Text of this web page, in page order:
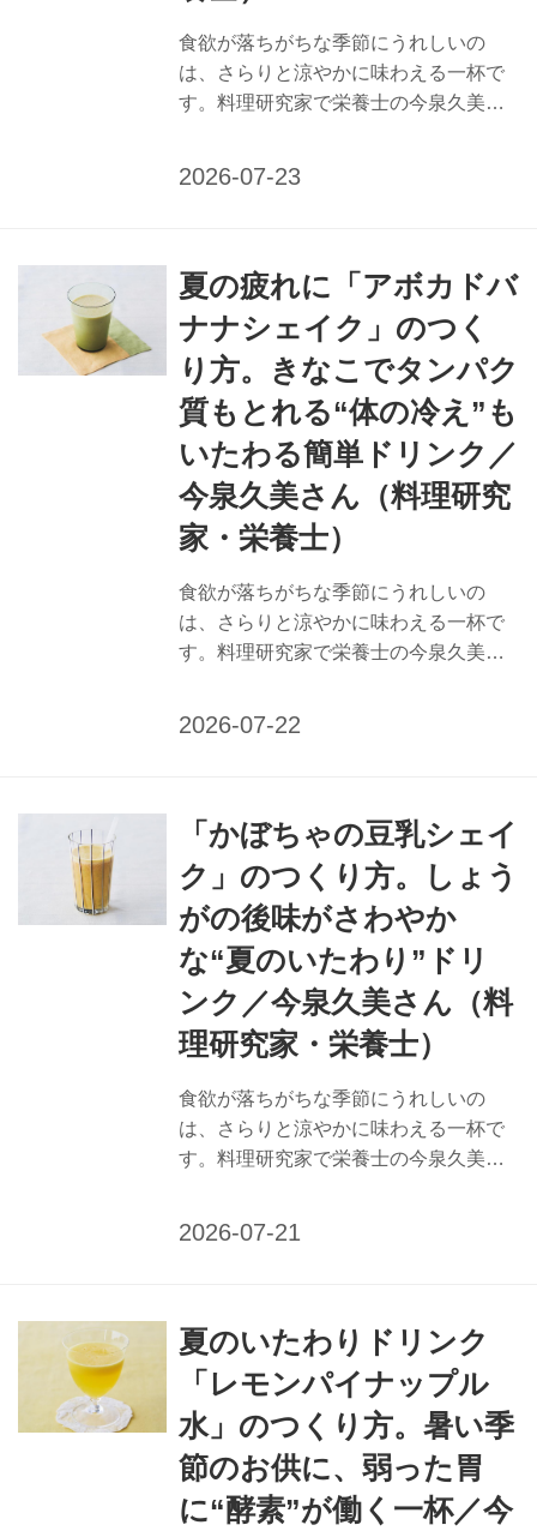
食欲が落ちがちな季節にうれしいの
は、さらりと涼やかに味わえる一杯で
す。料理研究家で栄養士の今泉久美さ
年8月号掲載） 疲労回復・冷房病にお
すすめ 「きなこ小豆牛乳」のつくり方
甘酒のやさしい甘みにいやされる和テ
イストのドリンク。小豆のビタミンB2
とタンパク質で、疲れた体のお手当
を。 夏バテ予防に働きかける栄養補給
のポイント 【疲労回復】 疲れをとるな
らビタミンB群を意識して。雑穀類、ナ
ッツ類、ごま、豚肉や牛肉などには...
夏の疲れに「アボカドバ
ナナシェイク」のつく
り方。きなこでタンパク
質もとれる“体の冷え”も
いたわる簡単ドリンク／
今泉久美さん（料理研究
家・栄養士）
食欲が落ちがちな季節にうれしいの
は、さらりと涼やかに味わえる一杯で
す。料理研究家で栄養士の今泉久美さ
ボカドバナナシェイクのつくり方を教
活』2025年8月号掲載） 疲労回復・冷
房病に 「アボカドバナナシェイク」の
つくり方 ビタミンB6が豊富なバナナと
アボカドで疲れを一掃。きなこのタン
パク質で、冷えた体をいたわります。
夏バテ予防に働きかける栄養補給のポ
イント 【疲労回復】 疲れをとるならビ
タミンB群を意識して。雑穀類、ナッツ
「かぼちゃの豆乳シェイ
ク」のつくり方。しょう
がの後味がさわやか
な“夏のいたわり”ドリ
ンク／今泉久美さん（料
理研究家・栄養士）
食欲が落ちがちな季節にうれしいの
は、さらりと涼やかに味わえる一杯で
す。料理研究家で栄養士の今泉久美さ
の豆乳シェイクのつくり方を教えても
年8月号掲載） 熱中症予防に 「かぼち
ゃの豆乳シェイク」のつくり方 しょう
がの後味が爽快な、β-カロテンたっぷ
りの一杯。アーモンドは同じビタミンE
の効果がある黒すりごまに替えても。
夏バテ予防に働きかける栄養補給のポ
イント 【熱中症】 水分、ミネラル分、
夏のいたわりドリンク
「レモンパイナップル
水」のつくり方。暑い季
節のお供に、弱った胃
に“酵素”が働く一杯／今